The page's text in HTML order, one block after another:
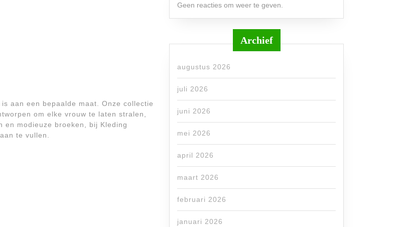
aan een bepaalde maat. Onze collectie
om elke vrouw te laten stralen,
en modieuze broeken, bij Kleding
te vullen.
Geen reacties om weer te geven.
Archief
augustus 2026
juli 2026
juni 2026
mei 2026
april 2026
maart 2026
februari 2026
januari 2026